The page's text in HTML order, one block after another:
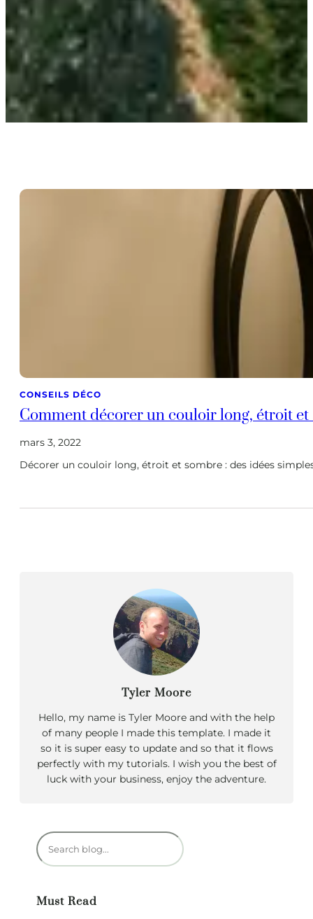
CONSEILS DÉCO
Comment décorer un couloir long, étroit et
mars 3, 2022
Décorer un couloir long, étroit et sombre : des idées
Tyler Moore
Hello, my name is Tyler Moore and with the help
of many people I made this template. I made it
so it is super easy to update and so that it flows
perfectly with my tutorials. I wish you the best of
luck with your business, enjoy the adventure.
R
e
e
Must Read